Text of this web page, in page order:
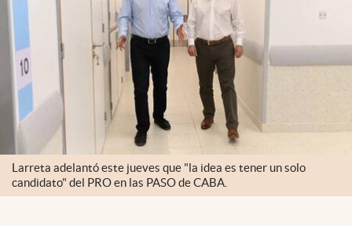
Larreta adelantó este jueves que "la idea es tener un solo
candidato" del PRO en las PASO de CABA.